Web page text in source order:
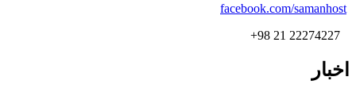
facebook.com/samanhost
اخبار